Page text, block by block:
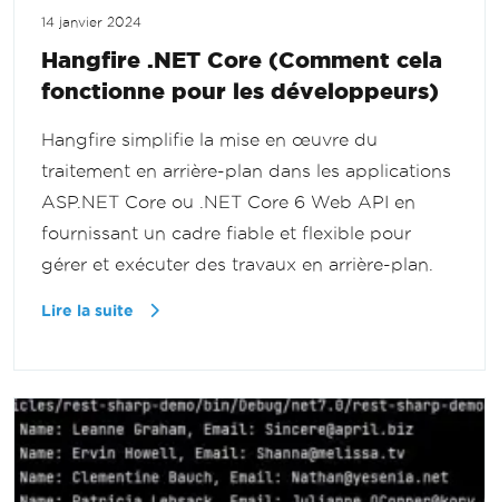
14 janvier 2024
Hangfire .NET Core (Comment cela
fonctionne pour les développeurs)
Hangfire simplifie la mise en œuvre du
traitement en arrière-plan dans les applications
ASP.NET Core ou .NET Core 6 Web API en
fournissant un cadre fiable et flexible pour
gérer et exécuter des travaux en arrière-plan.
Lire la suite